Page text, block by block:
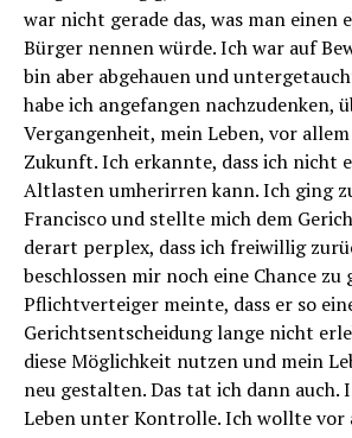
war nicht gerade das, was man einen
Bürger nennen würde. Ich war auf
bin aber abgehauen und
habe ich angefangen nachzudenken,
Vergangenheit, mein Leben, vor
Zukunft. Ich erkannte, dass ich nicht
Altlasten umherirren kann. Ich ging
Francisco und stellte mich dem
derart perplex, dass ich freiwillig
beschlossen mir noch eine Chance zu
Pflichtverteiger meinte, dass er so
Gerichtsentscheidung lange nicht
diese Möglichkeit nutzen und mein
neu gestalten. Das tat ich dann auch.
Leben unter Kontrolle. Ich wollte vor